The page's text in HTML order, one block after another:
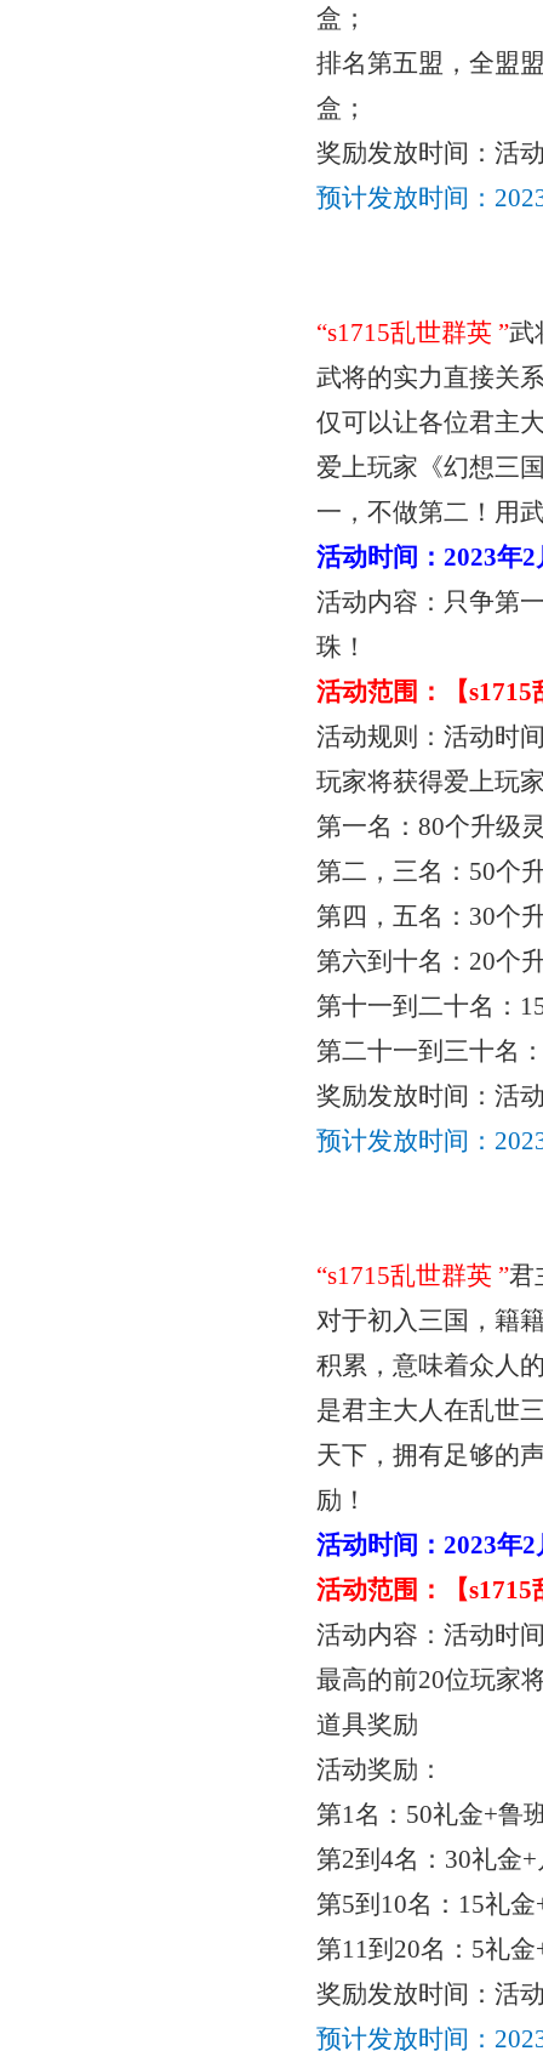
盒；
排名第五盟，全盟
盒；
奖励发放时间：活
预计发放时间：
“s1715乱世群英”武
武将的实力直接关
仅可以让各位君主
爱上玩家《幻想三
一，不做第二！用
活动时间：2023年
活动内容：只争第
珠！
活动范围：【
活动规则：活动时
玩家将获得爱上玩
第一名：80个升级
第二，三名： 50个
第四，五名： 30个
第六到十名： 20个
第十一到二十名：
第二十一到三十名
奖励发放时间：活
预计发放时间：
“s1715乱世群英”君
对于初入三国，籍
积累，意味着众人
是君主大人在乱世
天下，拥有足够的
励！
活动时间：2023年
活动范围：【
活动内容：活动时
最高的前20位玩家
道具奖励
活动奖励：
第1名：50礼金+鲁
第2到4名：30礼金
第5到10名：15礼
第11到20名：5礼
奖励发放时间：活
预计发放时间：